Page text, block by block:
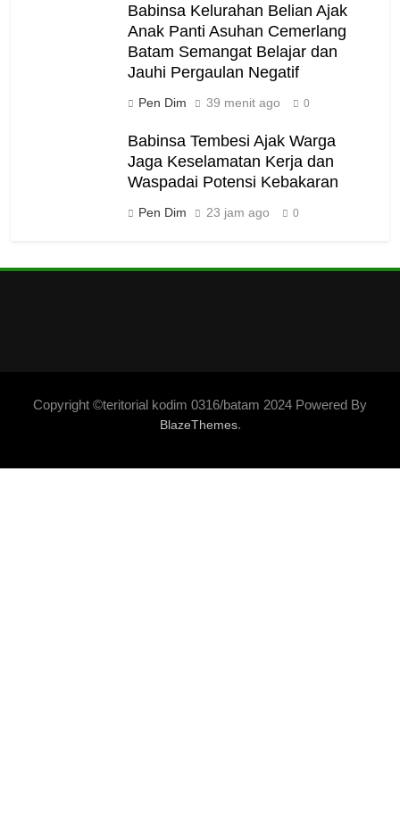
Babinsa Kelurahan Belian Ajak
Anak Panti Asuhan Cemerlang
Batam Semangat Belajar dan
Jauhi Pergaulan Negatif
Pen Dim 39 menit ago 0
Babinsa Tembesi Ajak Warga
Jaga Keselamatan Kerja dan
Waspadai Potensi Kebakaran
Pen Dim 23 jam ago 0
Copyright ©teritorial kodim 0316/batam 2024 Powered By
BlazeThemes.